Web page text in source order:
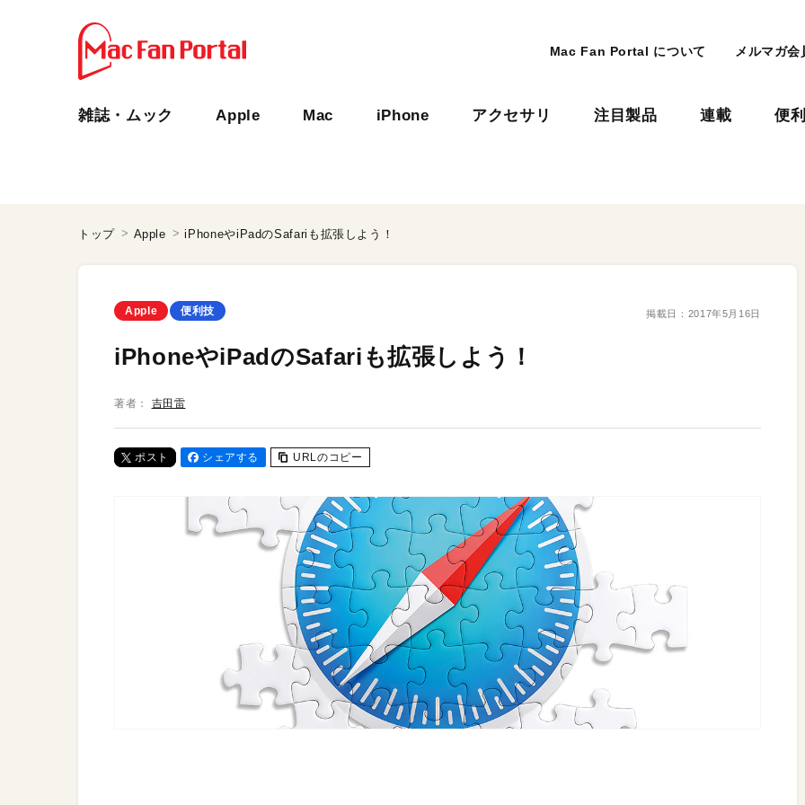
Mac Fan Portal について メルマガ会
雑誌・ムック Apple Mac iPhone アクセサリ 注目製品 連載 便
トップ Apple iPhoneやiPadのSafariも拡張しよう！
Apple 便利技 掲載日： 2017年5月16日
iPhoneやiPadのSafariも拡張しよう！
著者： 吉田雷
ポスト シェアする URLのコピー